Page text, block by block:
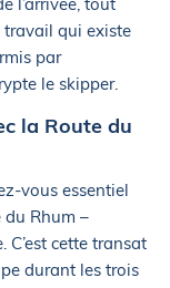
l’arrivée, tout
travail qui existe
par
le skipper.
la Route du
vous essentiel
du Rhum –
cette transat
durant les trois